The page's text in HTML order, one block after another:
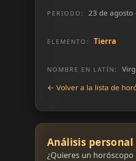
PERIODO: 23 de
ELEMENTO: Tierra
NOMBRE EN LATÍN:
← Volver a la lista de
Análisis
¿Quieres un